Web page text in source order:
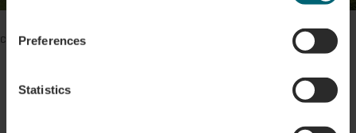
Preferences
Statistics
contenu.